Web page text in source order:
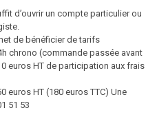
d’ouvrir un compte particulier ou
de bénéficier de tarifs
chrono (commande passée avant
euros HT de participation aux frais
euros HT (180 euros TTC) Une
51 53